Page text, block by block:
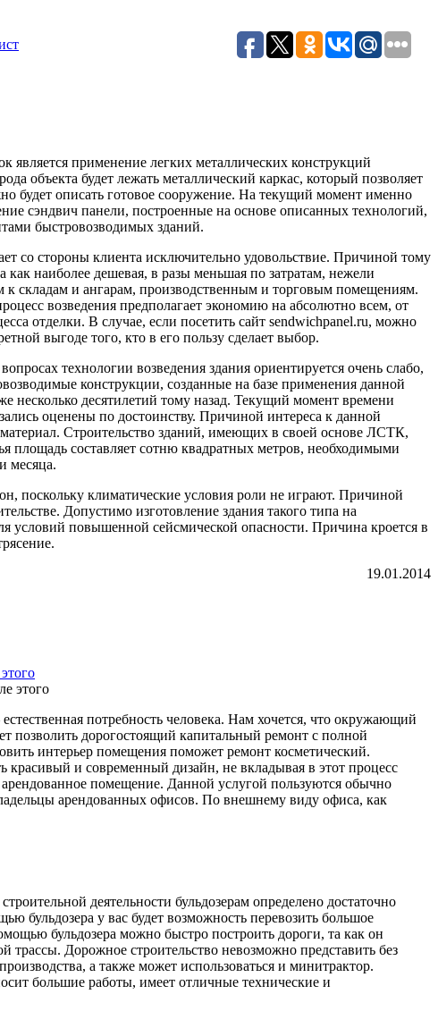
является применение легких металлических конструкций
объекта будет лежать металлический каркас, который позволяет
будет описать готовое сооружение. На текущий момент именно
сэндвич панели, построенные на основе описанных технологий,
быстровозводимых зданий.
со стороны клиента исключительно удовольствие. Причиной тому
как наиболее дешевая, в разы меньшая по затратам, нежели
к складам и ангарам, производственным и торговым помещениям.
возведения предполагает экономию на абсолютно всем, от
отделки. В случае, если посетить сайт sendwichpanel.ru, можно
выгоде того, кто в его пользу сделает выбор.
технологии возведения здания ориентируется очень слабо,
конструкции, созданные на базе применения данной
несколько десятилетий тому назад. Текущий момент времени
оценены по достоинству. Причиной интереса к данной
Строительство зданий, имеющих в своей основе ЛСТК,
площадь составляет сотню квадратных метров, необходимыми
месяца.
поскольку климатические условия роли не играют. Причиной
Допустимо изготовление здания такого типа на
условий повышенной сейсмической опасности. Причина кроется в
19.01.2014
потребность человека. Нам хочется, что окружающий
дорогостоящий капитальный ремонт с полной
интерьер помещения поможет ремонт косметический.
и современный дизайн, не вкладывая в этот процесс
помещение. Данной услугой пользуются обычно
арендованных офисов. По внешнему виду офиса, как
деятельности бульдозерам определено достаточно
бульдозера у вас будет возможность перевозить большое
бульдозера можно быстро построить дороги, та как он
трассы. Дорожное строительство невозможно представить без
а также может использоваться и минитрактор.
большие работы, имеет отличные технические и